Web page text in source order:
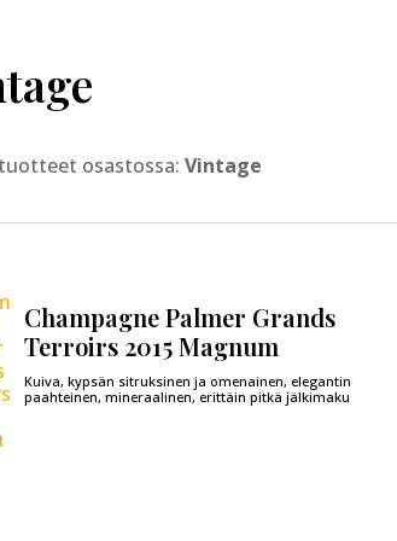
osastossa:Vintage
Champagne Palmer Grands
Terroirs 2015 Magnum
Kuiva, kypsän sitruksinen ja omenainen, elegantin
paahteinen, mineraalinen, erittäin pitkä jälkimaku